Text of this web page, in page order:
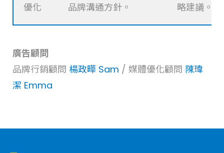
優化
品牌溝通方針。
略建議。
廣告顧問
品牌行銷顧問 楊政曄 Sam / 媒體優化顧問 陳瑋
潔 Emma